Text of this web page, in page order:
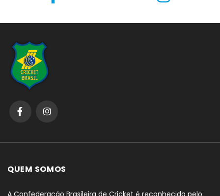
QUEM SOMOS